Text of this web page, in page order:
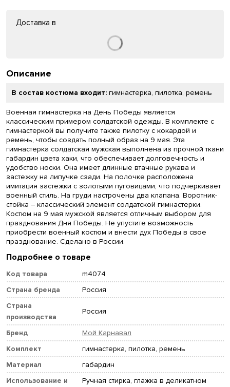
Доставка в
Описание
В состав костюма входит: гимнастерка, пилотка, ремень
Военная гимнастерка на День Победы является
классическим примером солдатской одежды. В комплекте с
гимнастеркой вы получите также пилотку с кокардой и
ремень, чтобы создать полный образ на 9 мая. Эта
гимнастерка солдатская мужская выполнена из прочной ткани
габардин цвета хаки, что обеспечивает долговечность и
удобство носки. Она имеет длинные втачные рукава и
застежку на липучке сзади. На полочке расположена
имитация застежки с золотыми пуговицами, что подчеркивает
военный стиль. На груди настрочены два клапана. Воротник-
стойка – классический элемент солдатской гимнастерки.
Костюм на 9 мая мужской является отличным выбором для
празднования Дня Победы. Не упустите возможность
приобрести военный костюм и внести дух Победы в свое
празднование. Сделано в России.
Подробнее о товаре
Код товара
m4074
Страна бренда
Россия
Страна
производства
Россия
Бренд
Мой Карнавал
Комплект
гимнастерка, пилотка, ремень
Материал
габардин
Использование и
Ручная стирка, глажка в деликатном